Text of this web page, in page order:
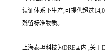
认证体系下生产,可提供超过
残留标准物质。
上海泰坦科技为DRE国内 ,关于